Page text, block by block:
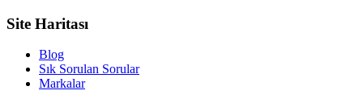
Site Haritası
Blog
Sık Sorulan Sorular
Markalar